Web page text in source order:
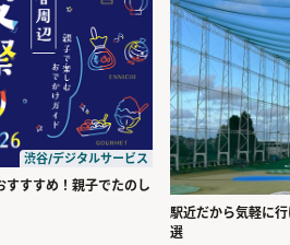
渋谷/デジタルサービス
すすすめ！親子でたのし
駅近だから気軽に
選